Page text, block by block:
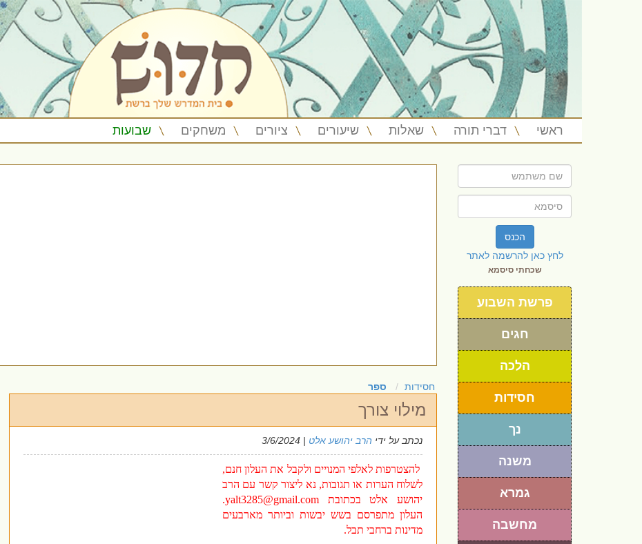
ראשי דברי תורה שאלות שיעורים ציורים משחקים שבועות
הכנס
לחץ כאן להרשמה לאתר
שכחתי סיסמא
פרשת השבוע
חגים
הלכה
חסידות
נך
משנה
גמרא
מחשבה
חסידות ספר
מילוי צורך
נכתב על ידי הרב יהושע אלט | 3/6/2024
להצטרפות לאלפי המנויים ולקבל את העלון חנם,
לשלוח הערות או תגובות, נא ליצור קשר עם הרב
יהושע אלט בכתובת yalt3285@gmail.com
.
העלון מתפרסם בשש יבשות וביותר מארבעים
מדינות ברחבי תבל.